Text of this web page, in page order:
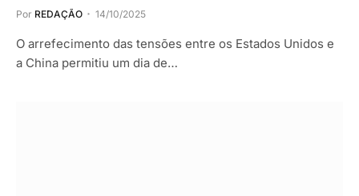
Por REDAÇÃO 14/10/2025
O arrefecimento das tensões entre os Estados Unidos e
a China permitiu um dia de…